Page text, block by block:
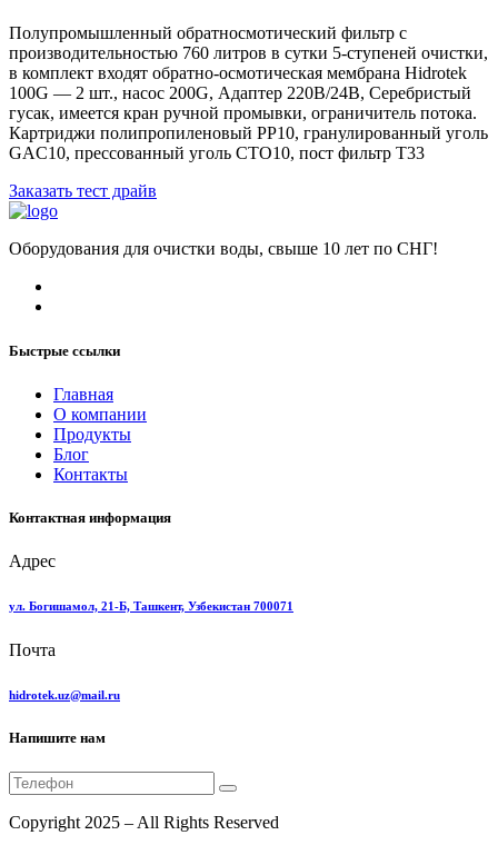
Полупромышленный обратносмотический фильтр с
производительностью 760 литров в сутки 5-ступеней очистки,
в комплект входят обратно-осмотическая мембрана Hidrotek
100G — 2 шт., насос 200G, Адаптер 220В/24В, Серебристый
гусак, имеется кран ручной промывки, ограничитель потока.
Картриджи полипропиленовый РР10, гранулированный уголь
GAC10, прессованный уголь CTO10, пост фильтр T33
Заказать тест драйв
Оборудования для очистки воды, свыше 10 лет по СНГ!
Быстрые ссылки
Главная
О компании
Продукты
Блог
Контакты
Контактная информация
Адрес
ул. Богишамол, 21-Б, Ташкент, Узбекистан 700071
Почта
hidrotek.uz@mail.ru
Напишите нам
Copyright 2025 – All Rights Reserved